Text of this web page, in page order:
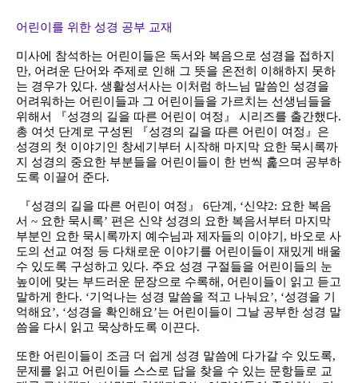
어린이를 위한 성경 공부 교재
미사에 참석하는 어린이들은 독서와 복음으로 성경을 접하지
만, 어려운 단어와 주제로 인해 그 뜻을 온전히 이해하지 못하
는 경우가 있다. 생활성서사는 이처럼 하느님 말씀인 성경을
어려워하는 어린이들과 그 어린이들을 가르치는 선생님들을
위해서 『성경의 길을 따른 어린이 여정』 시리즈를 출간했다.
총 여섯 단계로 구성된 『성경의 길을 따른 어린이 여정』은
성경의 첫 이야기인 창세기부터 시작해 마지막 요한 묵시록까
지 성경의 중요한 부분들을 어린이들이 한 번씩 훑으며 공부하
도록 이끌어 준다.
『성경의 길을 따른 어린이 여정』 6단계, ‘신약2: 요한 복음
서 ~ 요한 묵시록’ 편은 신약 성경의 요한 복음서부터 마지막
부분인 요한 묵시록까지 예수님과 제자들의 이야기, 바오로 사
도의 선교 여정 등 다채로운 이야기를 어린이들이 재밌게 배울
수 있도록 구성하고 있다. 주요 성경 구절들을 어린이들의 눈
높이에 맞는 부드러운 문장으로 수록해, 어린이들이 읽고 듣고
말하게 한다. ‘기억나는 성경 말씀을 적고 나눠요’, ‘성경을 기
억해요’, ‘성경을 확인해요’는 어린이들이 그날 공부한 성경 말
씀을 다시 읽고 묵상하도록 이끈다.
또한 어린이들이 조금 더 쉽게 성경 말씀에 다가갈 수 있도록,
문제를 읽고 어린이들 스스로 답을 찾을 수 있는 문항들로 교